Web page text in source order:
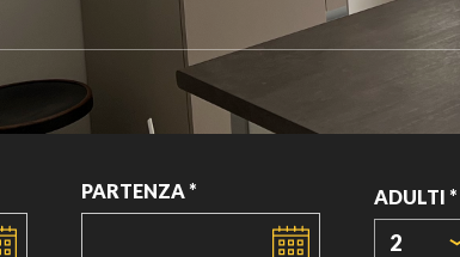
PARTENZA * ADULTI *
2